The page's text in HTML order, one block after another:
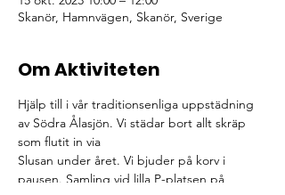
Skanör, Hamnvägen, Skanör, Sverige
Om Aktiviteten
Hjälp till i vår traditionsenliga uppstädning
av Södra Ålasjön. Vi städar bort allt skräp
som flutit in via
Slusan under året. Vi bjuder på korv i
pausen. Samling vid lilla P-platsen på